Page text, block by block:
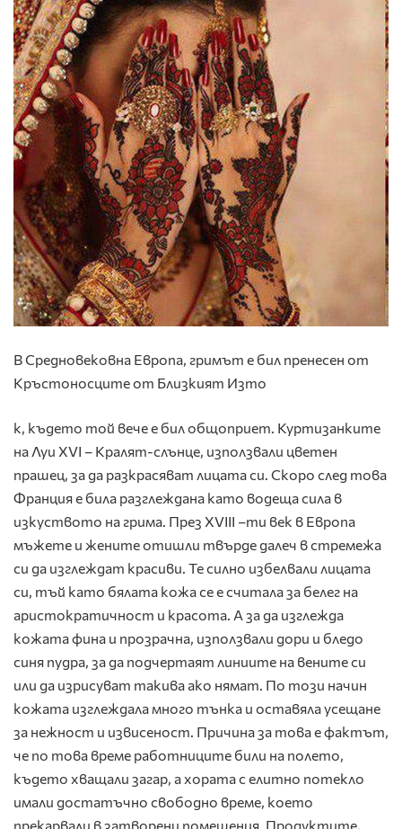
В Средновековна Европа, гримът е бил пренесен от
Кръстоносците от Близкият Изто
к, където той вече е бил общоприет. Куртизанките
на Луи XVI – Кралят-слънце, използвали цветен
прашец, за да разкрасяват лицата си. Скоро след това
Франция е била разглеждана като водеща сила в
изкуството на грима. През XVIII –ти век в Европа
мъжете и жените отишли твърде далеч в стремежа
си да изглеждат красиви. Те силно избелвали лицата
си, тъй като бялата кожа се е считала за белег на
аристократичност и красота. А за да изглежда
кожата фина и прозрачна, използвали дори и бледо
синя пудра, за да подчертаят линиите на вените си
или да изрисуват такива ако нямат. По този начин
кожата изглеждала много тънка и оставяла усещане
за нежност и извисеност. Причина за това е фактът,
че по това време работниците били на полето,
където хващали загар, а хората с елитно потекло
имали достатъчно свободно време, което
прекарвали в затворени помещения. Продуктите,